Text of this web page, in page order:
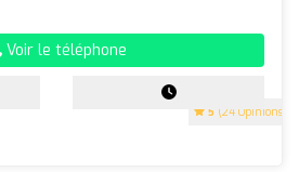
5 (24 Opinions)
Voir le téléphone